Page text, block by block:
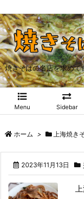
焼きそばの名店を求め
Menu Sidebar
ホーム > 上海焼き
2023年11月13日